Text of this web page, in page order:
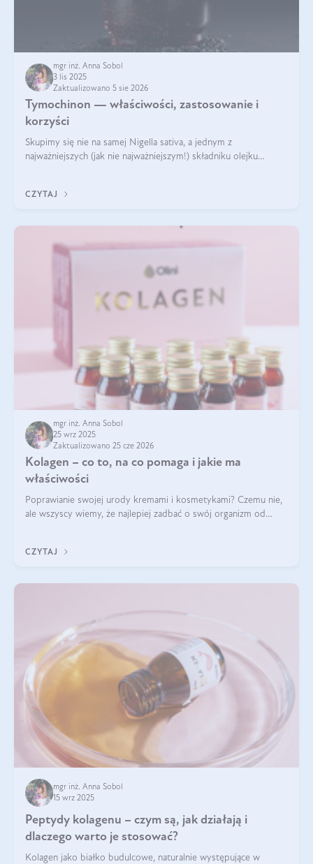
mgr inż. Anna Sobol
3 lis 2025
Zaktualizowano 5 sie 2026
Tymochinon — właściwości, zastosowanie i
korzyści
Skupimy się nie na samej Nigella sativa, a jednym z
najważniejszych (jak nie najważniejszym!) składniku olejku
CZYTAJ
mgr inż. Anna Sobol
25 wrz 2025
Zaktualizowano 25 cze 2026
Kolagen – co to, na co pomaga i jakie ma
właściwości
Poprawianie swojej urody kremami i kosmetykami? Czemu nie,
ale wszyscy wiemy, że najlepiej zadbać o swój organizm od
wysokiej jakości suplem
CZYTAJ
mgr inż. Anna Sobol
15 wrz 2025
Peptydy kolagenu – czym są, jak działają i
dlaczego warto je stosować?
Kolagen jako białko budulcowe, naturalnie występujące w